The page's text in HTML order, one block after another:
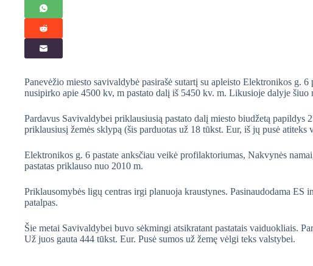
Panevėžio miesto savivaldybė pasirašė sutartį su apleisto Elektronikos g.
nusipirko apie 4500 kv, m pastato dalį iš 5450 kv. m. Likusioje dalyje šiuo
Pardavus Savivaldybei priklausiusią pastato dalį miesto biudžetą papildys
priklausiusį žemės sklypą (šis parduotas už 18 tūkst. Eur, iš jų pusė atiteks
Elektronikos g. 6 pastate anksčiau veikė profilaktoriumas, Nakvynės
pastatas priklauso nuo 2010 m.
Priklausomybės ligų centras irgi planuoja kraustynes. Pasinaudodama
patalpas.
Šie metai Savivaldybei buvo sėkmingi atsikratant pastatais vaiduokliais.
Už juos gauta 444 tūkst. Eur. Pusė sumos už žemę vėlgi teks valstybei.